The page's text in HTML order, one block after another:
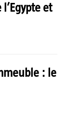
l’Egypte et
: le